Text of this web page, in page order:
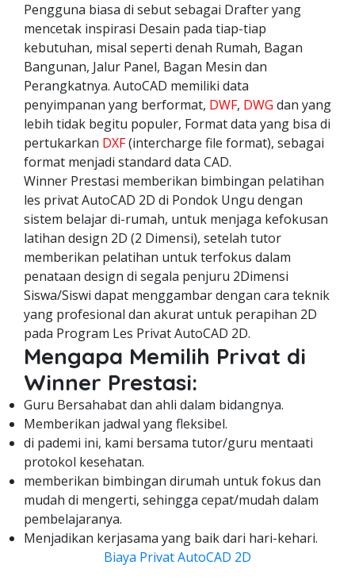
Pengguna biasa di sebut sebagai Drafter yang
mencetak inspirasi Desain pada tiap-tiap
kebutuhan, misal seperti denah Rumah, Bagan
Bangunan, Jalur Panel, Bagan Mesin dan
Perangkatnya. AutoCAD memiliki data
penyimpanan yang berformat, DWF, DWG dan yang
lebih tidak begitu populer, Format data yang bisa di
pertukarkan DXF(intercharge file format), sebagai
format menjadi standard data CAD.
Winner Prestasi memberikan bimbingan pelatihan
les privat AutoCAD 2D di Pondok Ungu dengan
sistem belajar di-rumah, untuk menjaga kefokusan
latihan design 2D (2 Dimensi), setelah tutor
memberikan pelatihan untuk terfokus dalam
penataan design di segala penjuru 2Dimensi
Siswa/Siswi dapat menggambar dengan cara teknik
yang profesional dan akurat untuk perapihan 2D
pada Program Les Privat AutoCAD 2D.
Mengapa Memilih Privat di
Winner Prestasi:
Guru Bersahabat dan ahli dalam bidangnya.
Memberikan jadwal yang fleksibel.
di pademi ini, kami bersama tutor/guru mentaati
protokol kesehatan.
memberikan bimbingan dirumah untuk fokus dan
mudah di mengerti, sehingga cepat/mudah dalam
pembelajaranya.
Menjadikan kerjasama yang baik dari hari-kehari.
Biaya Privat AutoCAD 2D